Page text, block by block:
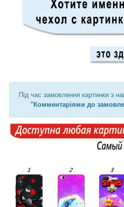
Під час замовлення картинки з
"Комментаріями до